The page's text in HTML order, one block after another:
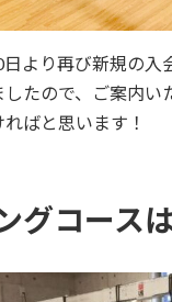
より再び新規の入
たので、ご案内い
ばと思います！
グコース